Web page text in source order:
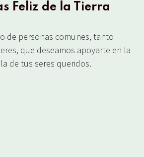
Feliz de la Tierra
de personas comunes, tanto
que deseamos apoyarte en la
de tus seres queridos.